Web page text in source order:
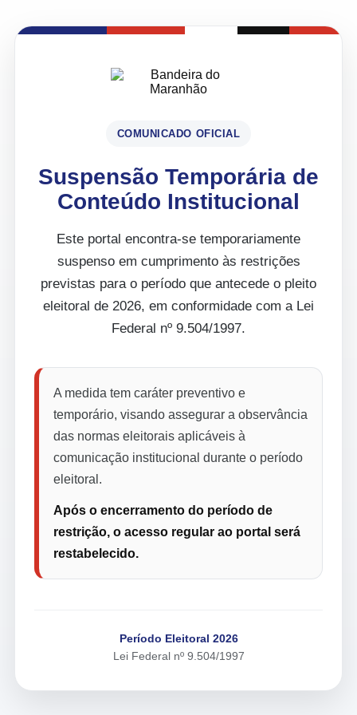
COMUNICADO OFICIAL
Suspensão Temporária de
Conteúdo Institucional
Este portal encontra-se temporariamente
suspenso em cumprimento às restrições
previstas para o período que antecede o pleito
eleitoral de 2026, em conformidade com a Lei
Federal nº 9.504/1997.
A medida tem caráter preventivo e
temporário, visando assegurar a observância
das normas eleitorais aplicáveis à
comunicação institucional durante o período
eleitoral.
Após o encerramento do período de
restrição, o acesso regular ao portal será
restabelecido.
Período Eleitoral 2026
Lei Federal nº 9.504/1997